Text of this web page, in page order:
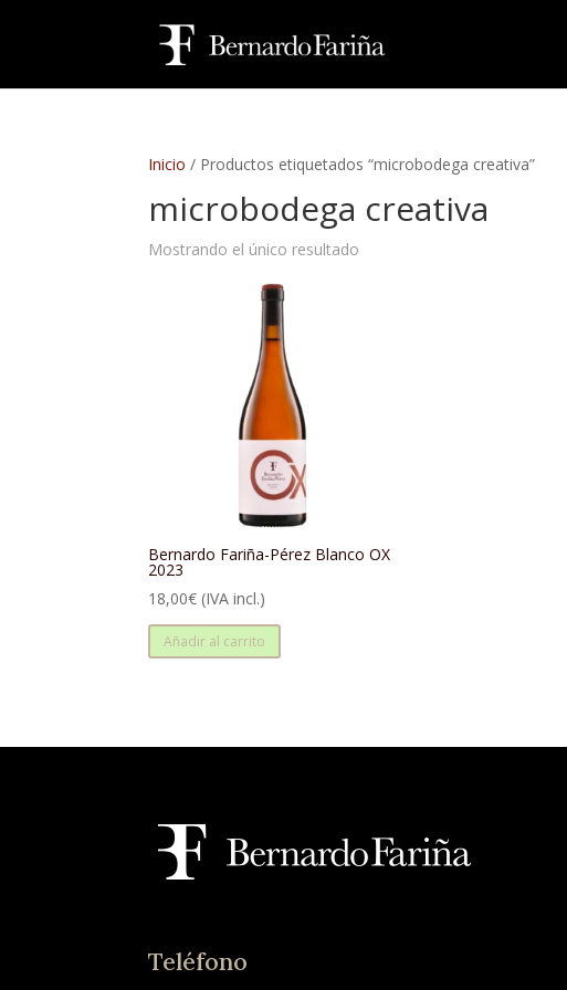
Inicio / Productos etiquetados “microbodega creativa”
microbodega creativa
Mostrando el único resultado
Bernardo Fariña-Pérez Blanco OX
2023
18,00€ (IVA incl.)
Añadir al carrito
Teléfono